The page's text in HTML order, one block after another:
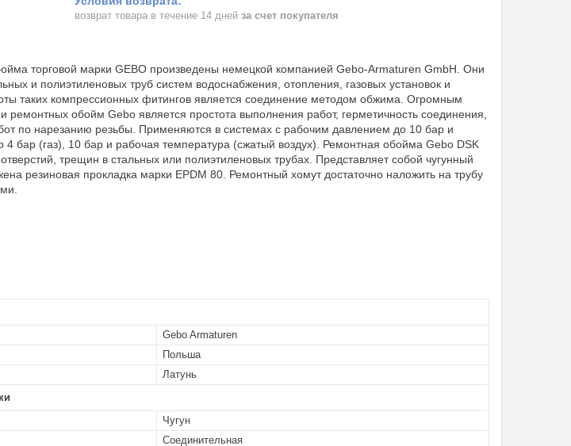
возврат товара в течение 14 дней за счет покупателя
торговой марки GEBO произведены немецкой компанией Gebo-Armaturen GmbH. Они
и полиэтиленовых труб систем водоснабжения, отопления, газовых установок и
таких компрессионных фитингов является соединение методом обжима. Огромным
обойм Gebo является простота выполнения работ, герметичность соединения,
по нарезанию резьбы. Применяются в системах с рабочим давлением до 10 бар и
4 бар (газ), 10 бар и рабочая температура (сжатый воздух). Ремонтная обойма Gebo DSK
трещин в стальных или полиэтиленовых трубах. Представляет собой чугунный
резиновая прокладка марки EPDM 80. Ремонтный хомут достаточно наложить на трубу
Gebo Armaturen
Польша
Латунь
Чугун
Соединительная